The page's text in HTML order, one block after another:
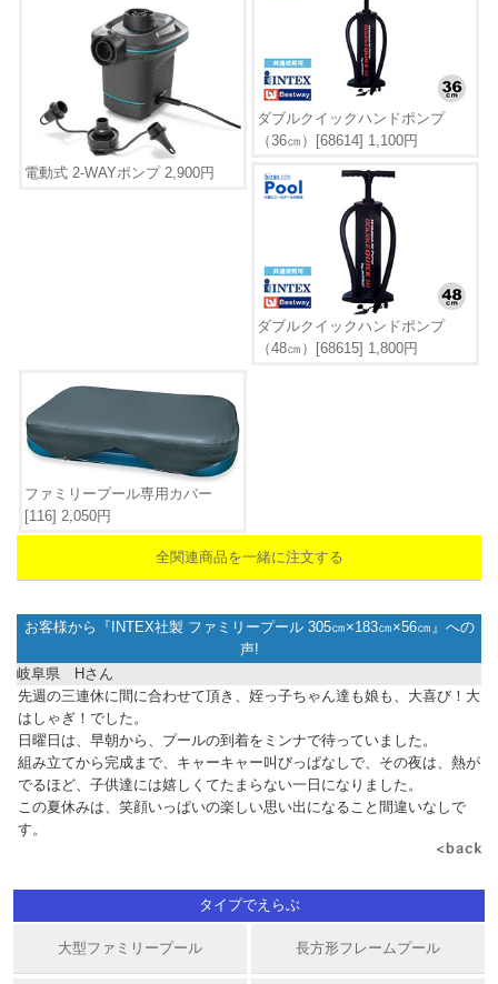
電動式 2-WAYポンプ 2,900円
ダブルクイックハンドポンプ
（36㎝）[68614] 1,100円
ダブルクイックハンドポンプ
（48㎝）[68615] 1,800円
ファミリープール専用カバー
[116] 2,050円
全関連商品を一緒に注文する
お客様から『 INTEX社製 ファミリープール 305㎝×183㎝×56㎝』への
声!
岐阜県 Hさん
先週の三連休に間に合わせて頂き、姪っ子ちゃん達も娘も、大喜び！大
はしゃぎ！でした。
日曜日は、早朝から、プールの到着をミンナで待っていました。
組み立てから完成まで、キャーキャー叫びっぱなしで、その夜は、熱が
でるほど、子供達には嬉しくてたまらない一日になりました。
この夏休みは、笑顔いっぱいの楽しい思い出になること間違いなしで
す。
タイプでえらぶ
大型ファミリープール 長方形フレームプール